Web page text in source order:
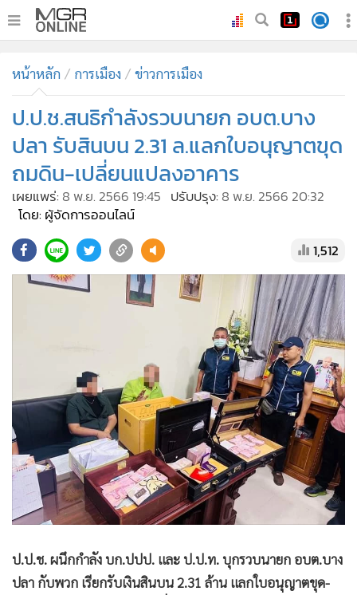
ทันเหตุการณ์
• ภาคใต้
ภูมิภาค
Online Section
• บันเทิง
ผู้จัดการรายวัน
• ละคร
CbizReview
Green Innovation & SD
• Management & HR
•
MGR Live
• Infographic
•
การเมือง
ท่องเที่ยว
• กีฬา
• ต่างประเทศ
• Special Scoop
หน้าหลัก การเมือง ข่าวการเมือง
ป.ป.ช.สนธิกำลังรวบนายก อบต.บาง
ปลา รับสินบน 2.31 ล.แลกใบอนุญาตขุด
ถมดิน-เปลี่ยนแปลงอาคาร
เผยแพร่: 8 พ.ย. 2566 19:45 ปรับปรุง: 8 พ.ย. 2566 20:32
โดย: ผู้จัดการออนไลน์
1,512
ป.ป.ช. ผนึกกำลัง บก.ปปป. และ ป.ป.ท. บุกรวบนายก อบต.บาง
ปลา กับพวก เรียกรับเงินสินบน 2.31 ล้าน แลกใบอนุญาตขุด-